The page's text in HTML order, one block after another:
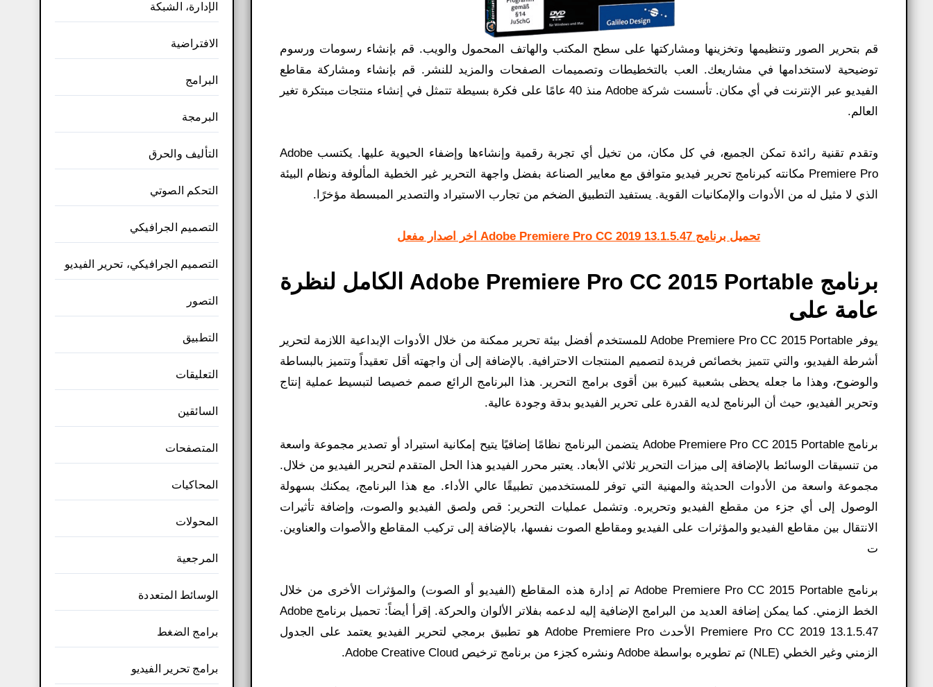
قم بتحرير الصور وتنظيمها وتخزينها ومشاركتها على سطح المكتب والهاتف المحمول والويب. قم بإنشاء رسومات ورسوم
توضيحية لاستخدامها في مشاريعك. العب بالتخطيطات وتصميمات الصفحات والمزيد للنشر. قم بإنشاء ومشاركة مقاطع
الفيديو عبر الإنترنت في أي مكان. تأسست شركة Adobe منذ 40 عامًا على فكرة بسيطة تتمثل في إنشاء منتجات مبتكرة تغير
العالم.
وتقدم تقنية رائدة تمكن الجميع، في كل مكان، من تخيل أي تجربة رقمية وإنشاءها وإضفاء الحيوية عليها. يكتسب Adobe
Premiere Pro مكانته كبرنامج تحرير فيديو متوافق مع معايير الصناعة بفضل واجهة التحرير غير الخطية المألوفة ونظام البيئة
الذي لا مثيل له من الأدوات والإمكانيات القوية. يستفيد التطبيق الضخم من تجارب الاستيراد والتصدير المبسطة مؤخرًا.
تحميل برنامج Adobe Premiere Pro CC 2019 13.1.5.47 اخر اصدار مفعل
برنامج Adobe Premiere Pro CC 2015 Portable الكامل لنظرة
عامة على
يوفر Adobe Premiere Pro CC 2015 Portable للمستخدم أفضل بيئة تحرير ممكنة من خلال الأدوات الإبداعية اللازمة لتحرير
أشرطة الفيديو، والتي تتميز بخصائص فريدة لتصميم المنتجات الاحترافية. بالإضافة إلى أن واجهته أقل تعقيداً وتتميز بالبساطة
والوضوح، وهذا ما جعله يحظى بشعبية كبيرة بين أقوى برامج التحرير. هذا البرنامج الرائع صمم خصيصا لتبسيط عملية إنتاج
وتحرير الفيديو، حيث أن البرنامج لديه القدرة على تحرير الفيديو بدقة وجودة عالية.
برنامج Adobe Premiere Pro CC 2015 Portable يتضمن البرنامج نظامًا إضافيًا يتيح إمكانية استيراد أو تصدير مجموعة واسعة
من تنسيقات الوسائط بالإضافة إلى ميزات التحرير ثلاثي الأبعاد. يعتبر محرر الفيديو هذا الحل المتقدم لتحرير الفيديو من خلال.
مجموعة واسعة من الأدوات الحديثة والمهنية التي توفر للمستخدمين تطبيقًا عالي الأداء. مع هذا البرنامج، يمكنك بسهولة
الوصول إلى أي جزء من مقطع الفيديو وتحريره. وتشمل عمليات التحرير: قص ولصق الفيديو والصوت، وإضافة تأثيرات
الانتقال بين مقاطع الفيديو والمؤثرات على الفيديو ومقاطع الصوت نفسها، بالإضافة إلى تركيب المقاطع والأصوات والعناوين.
ت
برنامج Adobe Premiere Pro CC 2015 Portable تم إدارة هذه المقاطع (الفيديو أو الصوت) والمؤثرات الأخرى من خلال
الخط الزمني. كما يمكن إضافة العديد من البرامج الإضافية إليه لدعمه بفلاتر الألوان والحركة. إقرأ أيضاً: تحميل برنامج Adobe
Premiere Pro CC 2019 13.1.5.47 الأحدث Adobe Premiere Pro هو تطبيق برمجي لتحرير الفيديو يعتمد على الجدول
الزمني وغير الخطي (NLE) تم تطويره بواسطة Adobe ونشره كجزء من برنامج ترخيص Adobe Creative Cloud.
الإدارة، الشبكة
الافتراضية
البرامج
البرمجة
التأليف والحرق
التحكم الصوتي
التصميم الجرافيكي
التصميم الجرافيكي، تحرير الفيديو
التصور
التطبيق
التعليقات
السائقين
المتصفحات
المحاكيات
المحولات
المرجعية
الوسائط المتعددة
برامج الضغط
برامج تحرير الفيديو